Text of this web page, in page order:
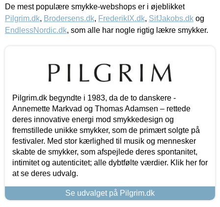
De mest populære smykke-webshops er i øjeblikket
Pilgrim.dk, Brodersens.dk, FrederikIX.dk, SifJakobs.dk og
EndlessNordic.dk, som alle har nogle rigtig lækre smykker.
Pilgrim.dk begyndte i 1983, da de to danskere -
Annemette Markvad og Thomas Adamsen – rettede
deres innovative energi mod smykkedesign og
fremstillede unikke smykker, som de primært solgte på
festivaler. Med stor kærlighed til musik og mennesker
skabte de smykker, som afspejlede deres spontanitet,
intimitet og autenticitet; alle dybtfølte værdier. Klik her for
at se deres udvalg.
Se udvalget på Pilgrim.dk